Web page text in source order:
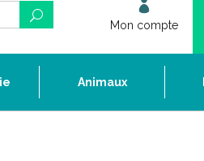
Mon compte
Animaux